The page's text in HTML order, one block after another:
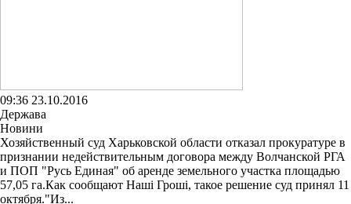
09:36 23.10.2016
Держава
Новини
Хозяйственный суд Харьковской области отказал прокуратуре в
признании недействительным договора между Волчанской РГА
и ПОП "Русь Единая" об аренде земельного участка площадью
57,05 га.Как сообщают Наші Гроші, такое решение суд принял 11
октября."Из...